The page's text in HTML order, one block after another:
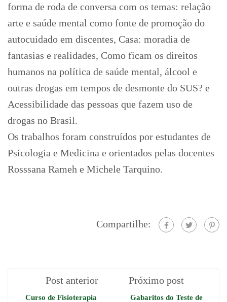
forma de roda de conversa com os temas: relação
arte e saúde mental como fonte de promoção do
autocuidado em discentes, Casa: moradia de
fantasias e realidades, Como ficam os direitos
humanos na política de saúde mental, álcool e
outras drogas em tempos de desmonte do SUS? e
Acessibilidade das pessoas que fazem uso de
drogas no Brasil.
Os trabalhos foram construídos por estudantes de
Psicologia e Medicina e orientados pelas docentes
Rosssana Rameh e Michele Tarquino.
Compartilhe:
Post anterior
Curso de Fisioterapia
Próximo post
Gabaritos do Teste de